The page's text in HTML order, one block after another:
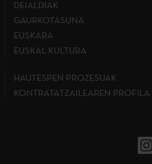
DEIALDIAK
GAURKOTASUNA
EUSKARA
EUSKAL KULTURA
HAUTESPEN PROZESUAK
KONTRATATZAILEAREN PROFILA